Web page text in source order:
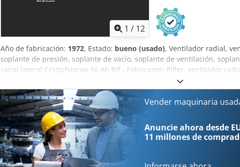
1 / 12
Año de fabricación: 1972, Estado: bueno (usado), Ventilador radial,
soplante de presión, soplante de vacío, soplante de ventilación,
canal lateral Crsdpfxjvcyw Nj Ab Rjf - Fabricante: Piller, ventilador
Potencia del motor: 5,5 kW / 2880 rpm - Caudal volumétrico: 12 m³/
Conexión salida: Ø 75 mm - Clase de protección: - Dimensiones: 1290/
Vender maquinaria
Anuncie ahora desde
11 millones de